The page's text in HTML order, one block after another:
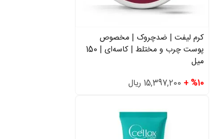
کرم لیفت | ضدچروک | مخصوص
پوست چرب و مختلط | کاسه‌ای | 150
میل
%10 +